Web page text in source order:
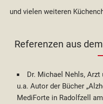
und vielen weiteren
Referenzen aus
Dr. Michael Nehls,
u.a. Autor der Bücher
MediForte in Radolfzell